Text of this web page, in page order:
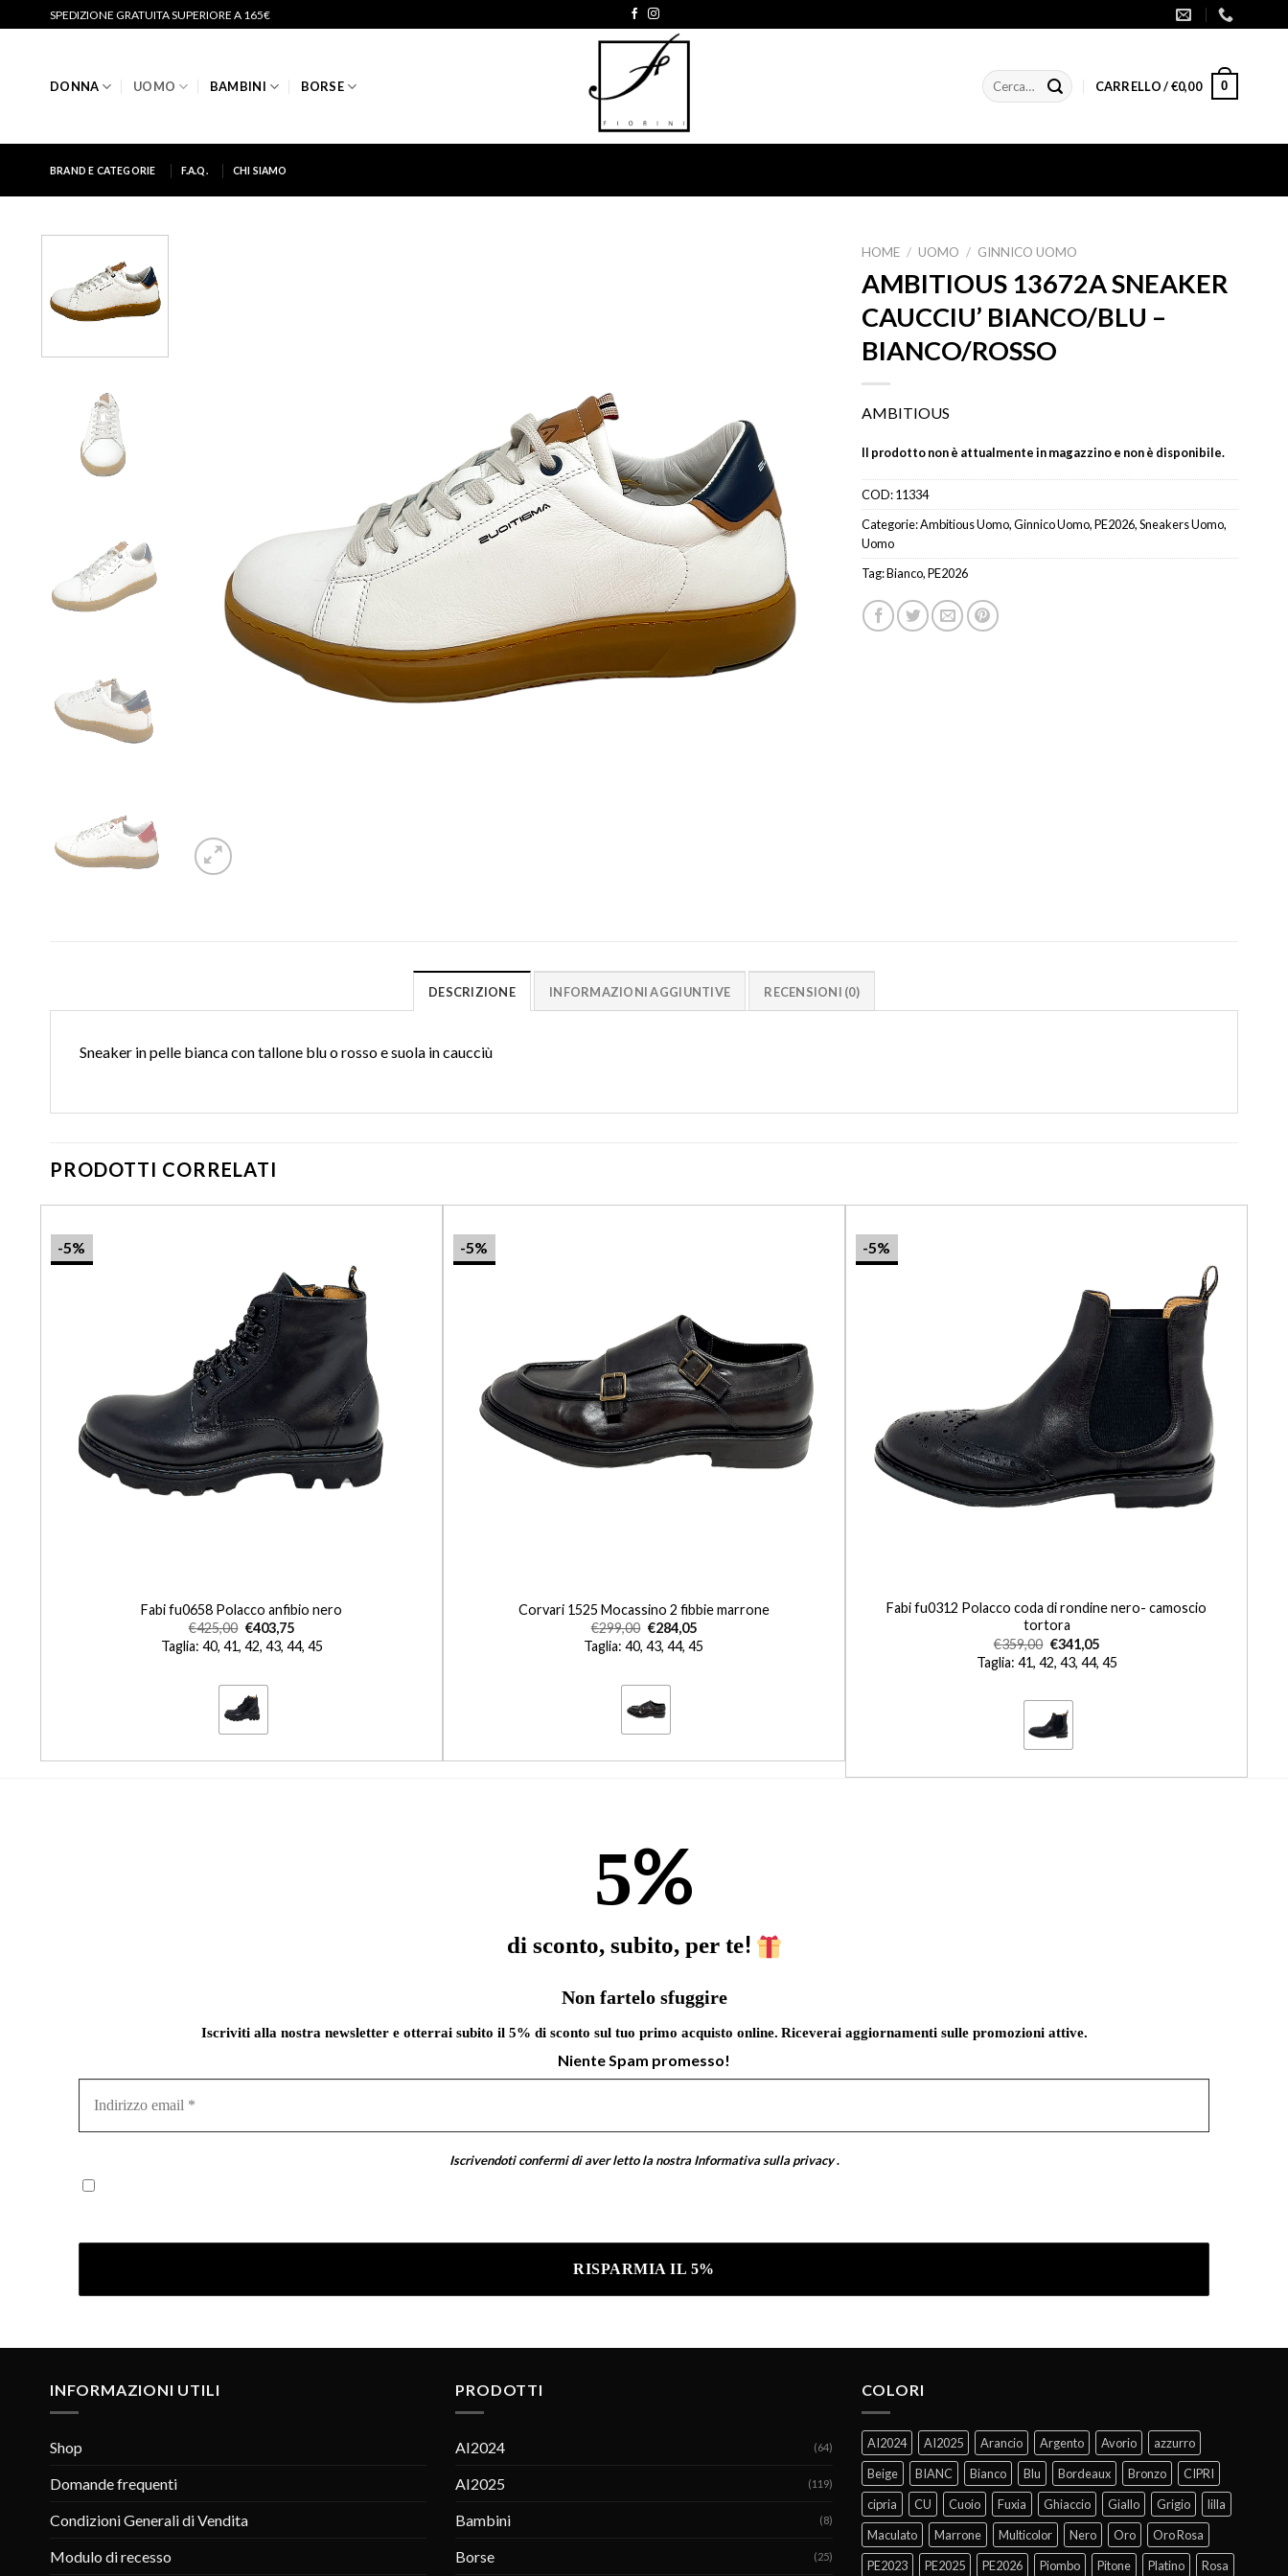
SPEDIZIONE GRATUITA SUPERIORE A 165€
DONNA UOMO BAMBINI BORSE Cerca: CARRELLO /€0,00 0
BRAND E CATEGORIE F.A.Q. CHI SIAMO
HOME / UOMO / GINNICO UOMO
AMBITIOUS 13672A SNEAKER
CAUCCIU’ BIANCO/BLU –
BIANCO/ROSSO
AMBITIOUS
Il prodotto non è attualmente in magazzino e non è disponibile.
COD:11334
Categorie:Ambitious Uomo,Ginnico Uomo,PE2026,Sneakers Uomo,
Uomo
Tag:Bianco,PE2026
DESCRIZIONE INFORMAZIONI AGGIUNTIVE RECENSIONI (0)
Sneaker in pelle bianca con tallone blu o rosso e suola in caucciù
PRODOTTI CORRELATI
-5%
Fabi fu0658 Polacco anfibio nero
€425,00 €403,75
Taglia: 40, 41, 42, 43, 44, 45
-5%
Corvari 1525 Mocassino 2 fibbie marrone
€299,00 €284,05
Taglia: 40, 43, 44, 45
-5%
Fabi fu0312 Polacco coda di rondine nero- camoscio
tortora
€359,00 €341,05
Taglia: 41, 42, 43, 44, 45
5%
di sconto, subito, per te!
Non fartelo sfuggire
Iscriviti alla nostra newsletter e otterrai subito il 5% di sconto sul tuo primo acquisto online. Riceverai aggiornamenti sulle promozioni attive.
Niente Spam promesso!
email
Iscrivendoti confermi di aver letto la nostraInformativa sulla privacy .
INFORMAZIONI UTILI
Shop
Domande frequenti
Condizioni Generali di Vendita
Modulo di recesso
PRODOTTI
AI2024 (64)
AI2025 (119)
Bambini (8)
Borse (25)
COLORI
AI2024 AI2025 Arancio Argento Avorio
azzurro
Beige
BIANC Bianco Blu Bordeaux Bronzo
CIPRI
cipria
CU Cuoio Fuxia Ghiaccio Giallo Grigio
lilla
Maculato
Marrone Multicolor Nero Oro
Oro Rosa
PE2023
PE2025 PE2026 Piombo Pitone Platino Rosa